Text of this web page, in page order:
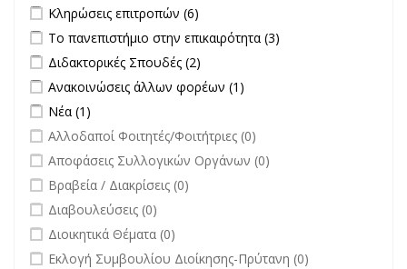
Apply Κληρώσεις επιτροπών filter
Κληρώσεις επιτροπών (6)
Apply Το πανεπιστήμιο στην επικαιρότητα filter
Το πανεπιστήμιο στην επικαιρότητα (3)
Apply Διδακτορικές Σπουδές filter
Διδακτορικές Σπουδές (2)
Apply Ανακοινώσεις άλλων φορέων filter
Ανακοινώσεις άλλων φορέων (1)
Apply Νέα filter
Νέα (1)
undefined
Αλλοδαποί Φοιτητές/Φοιτήτριες (0)
undefined
Αποφάσεις Συλλογικών Οργάνων (0)
undefined
Βραβεία / Διακρίσεις (0)
undefined
Διαβουλεύσεις (0)
undefined
Διοικητικά Θέματα (0)
undefined
Εκλογή Συμβουλίου Διοίκησης-Πρύτανη (0)